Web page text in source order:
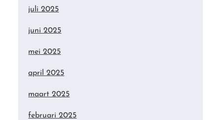
juli 2025
juni 2025
mei 2025
april 2025
maart 2025
februari 2025